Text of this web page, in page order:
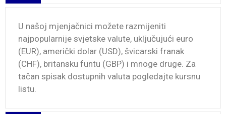
U našoj mjenjačnici možete razmijeniti
najpopularnije svjetske valute, uključujući euro
(EUR), američki dolar (USD), švicarski franak
(CHF), britansku funtu (GBP) i mnoge druge. Za
tačan spisak dostupnih valuta pogledajte kursnu
listu.